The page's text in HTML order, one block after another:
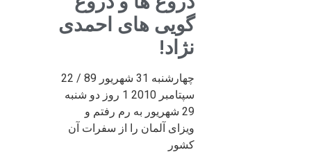
گویی های احمدی
نژاد!
چهارشنبه 31 شهریور 89 / 22
سپتامبر 2010 1 روز دو شنبه
29 شهریور به رم رفتم و
ویزای آلمان را از سفرات آن
کشور